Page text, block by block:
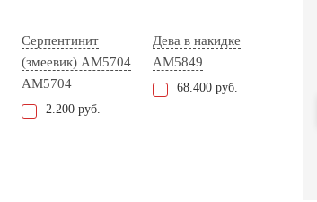
Серпентинит
(змеевик) АМ5704
AM5704
2.200 руб.
Дева в накидке
AM5849
68.400 руб.